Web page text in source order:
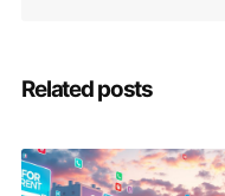
Related posts